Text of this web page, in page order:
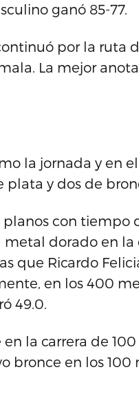
ganó 85-77.
por la ruta
La mejor
la jornada y en
plata y dos de
con tiempo
dorado en la
que Ricardo
en los 400
49.0.
la carrera de
bronce en los 100